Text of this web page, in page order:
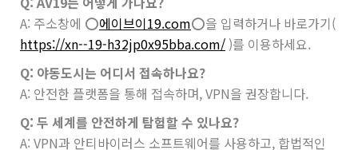
A: 주소창에 ⭕️에이브이19.com⭕️을 입력하거나 바로가기(
https://xn--19-h32jp0x95bba.com/ )를 이용하세요.
Q: 야동도시는 어디서 접속하나요?
A: 안전한 플랫폼을 통해 접속하며, VPN을 권장합니다.
Q: 두 세계를 안전하게 탐험할 수 있나요?
A: VPN과 안티바이러스 소프트웨어를 사용하고, 합법적인